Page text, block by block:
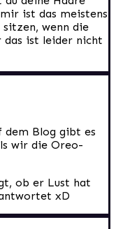
ist das meistens
sitzen, wenn die
das ist leider nicht
dem Blog gibt es
wir die Oreo-
ob er Lust hat
xD